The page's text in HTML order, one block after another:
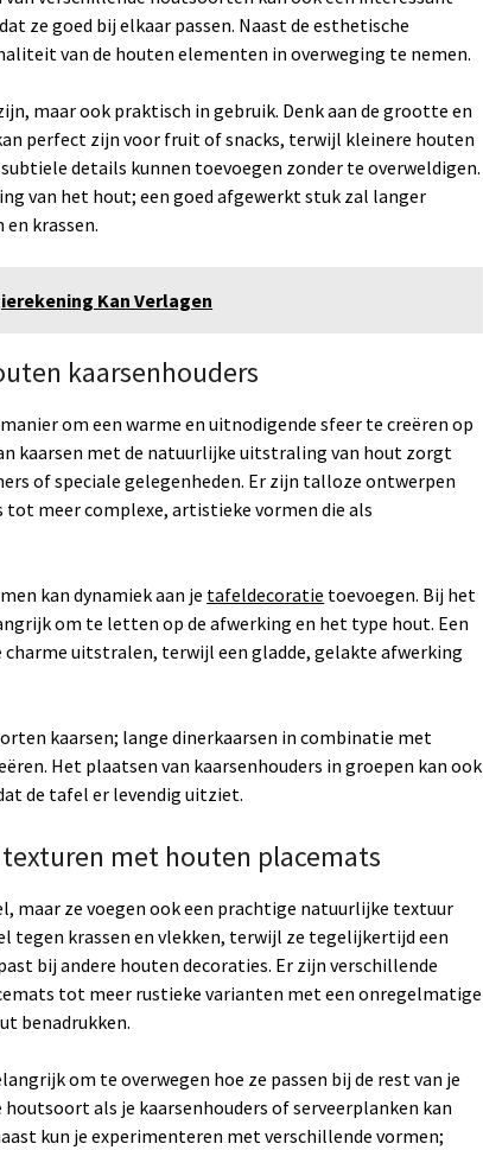
ze goed bij elkaar passen. Naast de esthetische
van de houten elementen in overweging te nemen.
maar ook praktisch in gebruik. Denk aan de grootte en
perfect zijn voor fruit of snacks, terwijl kleinere houten
details kunnen toevoegen zonder te overweldigen.
van het hout; een goed afgewerkt stuk zal langer
krassen.
Kan Verlagen
kaarsenhouders
om een warme en uitnodigende sfeer te creëren op
kaarsen met de natuurlijke uitstraling van hout zorgt
of speciale gelegenheden. Er zijn talloze ontwerpen
tot meer complexe, artistieke vormen die als
kan dynamiek aan je tafeldecoratie toevoegen. Bij het
om te letten op de afwerking en het type hout. Een
uitstralen, terwijl een gladde, gelakte afwerking
kaarsen; lange dinerkaarsen in combinatie met
Het plaatsen van kaarsenhouders in groepen kan ook
de tafel er levendig uitziet.
met houten placemats
maar ze voegen ook een prachtige natuurlijke textuur
tegen krassen en vlekken, terwijl ze tegelijkertijd een
bij andere houten decoraties. Er zijn verschillende
tot meer rustieke varianten met een onregelmatige
benadrukken.
om te overwegen hoe ze passen bij de rest van je
als je kaarsenhouders of serveerplanken kan
kun je experimenteren met verschillende vormen;